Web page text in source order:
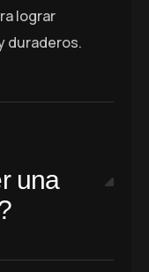
lograr
duraderos.
una